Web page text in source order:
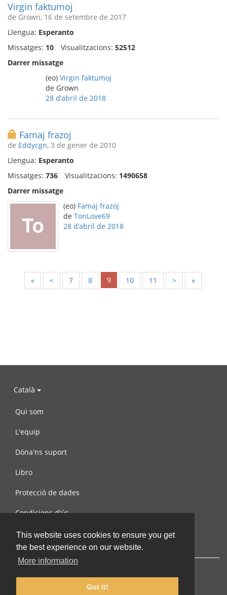
This website uses cookies to ensure you get
the best experience on our website.
More information
Got it!
Virgin faktumoj
de Grown, 16 de setembre de 2017
Llengua: Esperanto
Missatges: 10 Visualitzacions: 52512
Darrer missatge
(eo) Virgin faktumoj
de Grown
28 d’abril de 2018
Famaj frazoj
de Eddycgn, 3 de gener de 2010
Llengua: Esperanto
Missatges: 736 Visualitzacions: 1490658
Darrer missatge
(eo) Famaj frazoj
de TonLove69
28 d’abril de 2018
« < 7 8 9 10 11 > »
Català
Qui som
L'equip
Dóna'ns suport
Libro
Protecció de dades
Condicions d'ús
Contacta amb nosaltres